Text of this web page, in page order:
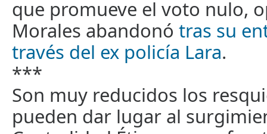
que promueve el voto nulo,
Morales abandonó tras su
través del ex policía Lara.
***
Son muy reducidos los
pueden dar lugar al